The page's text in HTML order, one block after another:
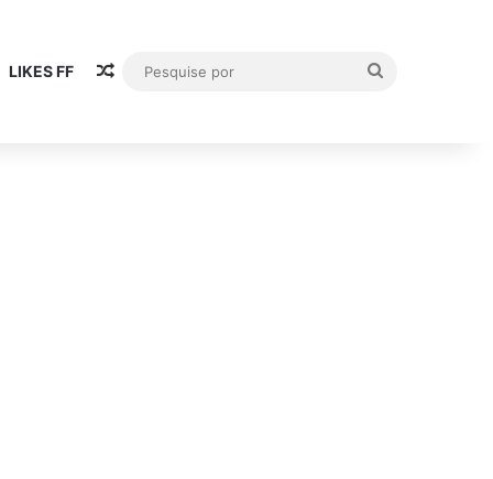
LIKES FF Artigo aleatório